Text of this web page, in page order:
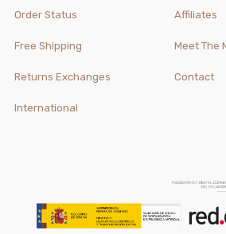
Order Status
Free Shipping
Returns Exchanges
International
Affiliates
Meet The
Contact